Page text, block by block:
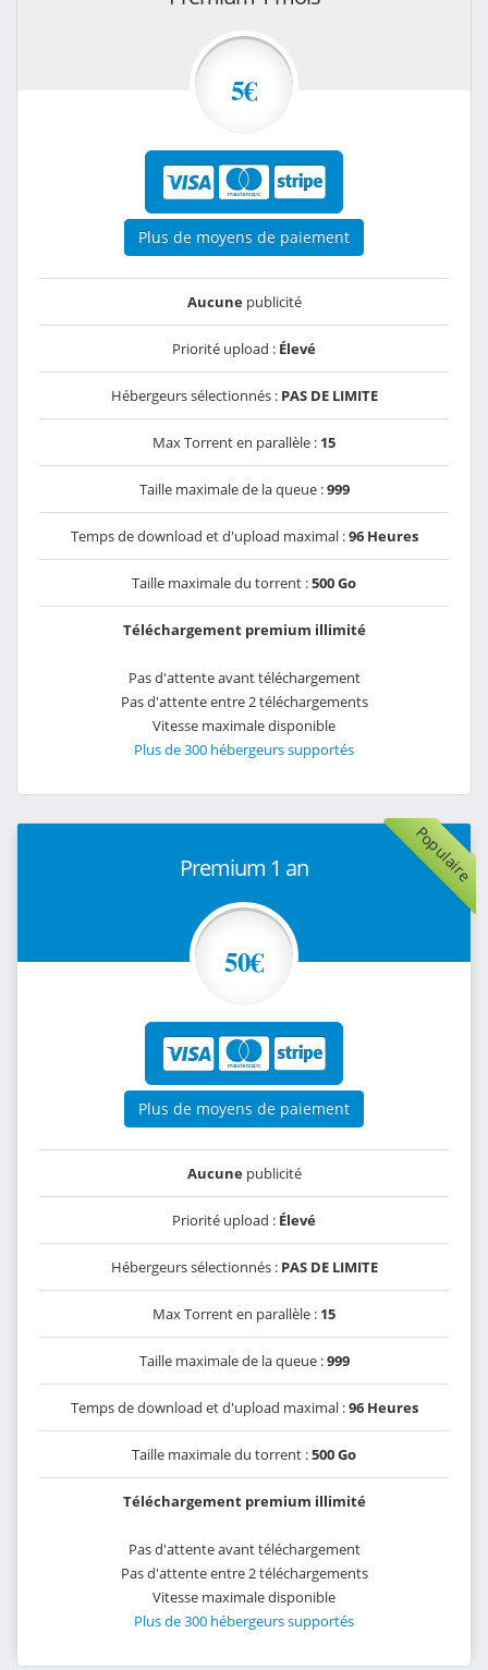
5€
Plus de moyens de paiement
Aucunepublicité
Priorité upload : Élevé
Hébergeurs sélectionnés : PAS DE LIMITE
Max Torrent en parallèle : 15
Taille maximale de la queue :999
Temps de download et d'upload maximal :96 Heures
Taille maximale du torrent :500 Go
Téléchargement premium illimité
Pas d'attente avant téléchargement
Pas d'attente entre 2 téléchargements
Vitesse maximale disponible
Plus de 300 hébergeurs supportés
Populaire
Premium 1 an
50€
Plus de moyens de paiement
Aucunepublicité
Priorité upload : Élevé
Hébergeurs sélectionnés : PAS DE LIMITE
Max Torrent en parallèle : 15
Taille maximale de la queue :999
Temps de download et d'upload maximal :96 Heures
Taille maximale du torrent :500 Go
Téléchargement premium illimité
Pas d'attente avant téléchargement
Pas d'attente entre 2 téléchargements
Vitesse maximale disponible
Plus de 300 hébergeurs supportés